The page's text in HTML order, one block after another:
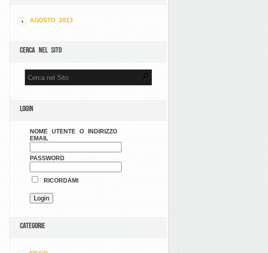
AGOSTO 2013
CERCA NEL SITO
LOGIN
NOME UTENTE O INDIRIZZO
EMAIL
PASSWORD
RICORDAMI
CATEGORIE